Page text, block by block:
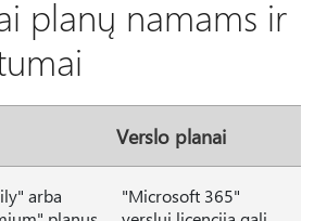
planų namams ir
Verslo planai
arba
"Microsoft 365"